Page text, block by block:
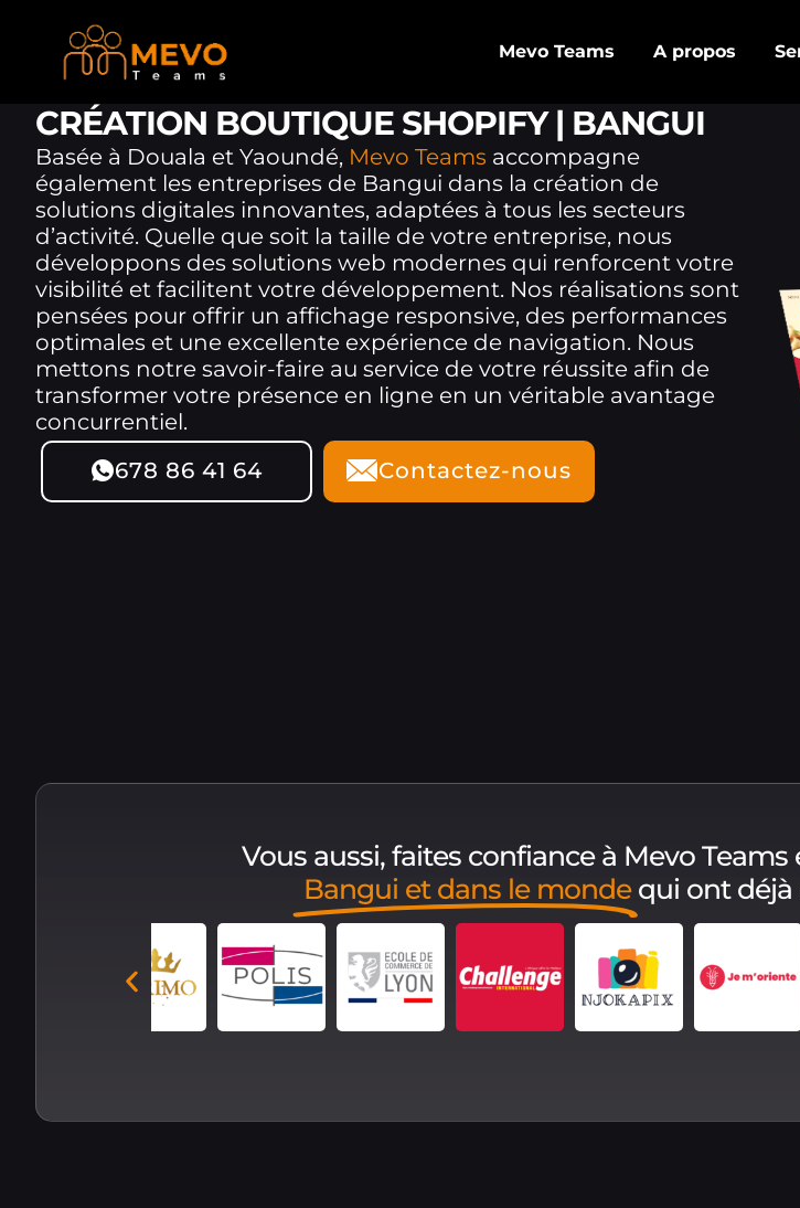
Mevo Teams A propos
CRÉATION BOUTIQUE SHOPIFY | BANGUI
Basée à Douala et Yaoundé, Mevo Teams accompagne
également les entreprises de Bangui dans la création de
solutions digitales innovantes, adaptées à tous les secteurs
d’activité. Quelle que soit la taille de votre entreprise, nous
développons des solutions web modernes qui renforcent votre
visibilité et facilitent votre développement. Nos réalisations sont
pensées pour offrir un affichage responsive, des performances
optimales et une excellente expérience de navigation. Nous
mettons notre savoir-faire au service de votre réussite afin de
transformer votre présence en ligne en un véritable avantage
concurrentiel.
678 86 41 64
Contactez-nous
Vous aussi, faites confiance à Mevo
Bangui et dans le monde qui ont